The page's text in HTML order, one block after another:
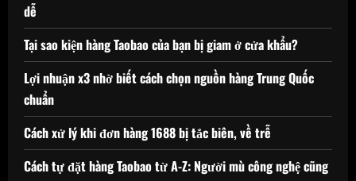
dễ
Tại sao kiện hàng Taobao của bạn bị giam ở cửa khẩu?
Lợi nhuận x3 nhờ biết cách chọn nguồn hàng Trung Quốc
chuẩn
Cách xử lý khi đơn hàng 1688 bị tắc biên, về trễ
Cách tự đặt hàng Taobao từ A-Z: Người mù công nghệ cũng